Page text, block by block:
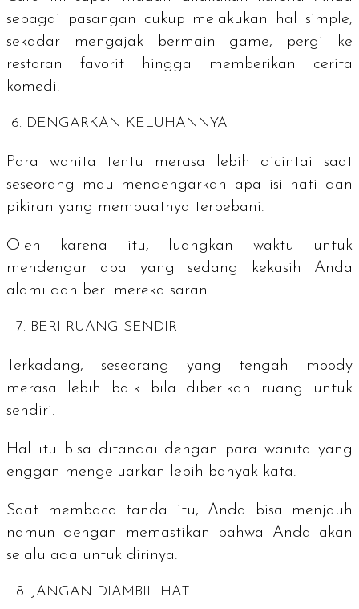
sebagai pasangan cukup melakukan hal simple,
sekadar mengajak bermain game, pergi ke
restoran favorit hingga memberikan cerita
komedi.
6. DENGARKAN KELUHANNYA
Para wanita tentu merasa lebih dicintai saat
seseorang mau mendengarkan apa isi hati dan
pikiran yang membuatnya terbebani.
Oleh karena itu, luangkan waktu untuk
mendengar apa yang sedang kekasih Anda
alami dan beri mereka saran.
7. BERI RUANG SENDIRI
Terkadang, seseorang yang tengah moody
merasa lebih baik bila diberikan ruang untuk
sendiri.
Hal itu bisa ditandai dengan para wanita yang
enggan mengeluarkan lebih banyak kata.
Saat membaca tanda itu, Anda bisa menjauh
namun dengan memastikan bahwa Anda akan
selalu ada untuk dirinya.
8. JANGAN DIAMBIL HATI